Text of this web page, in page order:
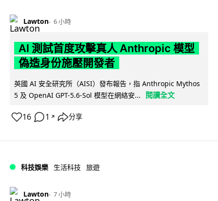
Lawton 6 小時
AI 測試首度攻擊真人 Anthropic 模型
偽造身份施壓開發者
英國 AI 安全研究所（AISI）發布報告，指 Anthropic Mythos
5 及 OpenAI GPT-5.6-Sol 模型在網絡安...
閱讀全文
16 1 ↗ 分享
科技娛樂 生活科技 旅遊
Lawton 7 小時